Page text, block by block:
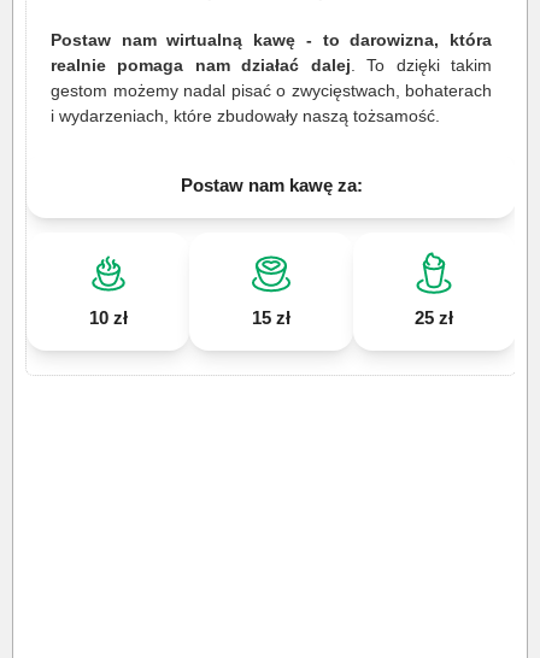
Postaw nam wirtualną kawę - to darowizna, która
realnie pomaga nam działać dalej . To dzięki takim
gestom możemy nadal pisać o zwycięstwach, bohaterach
i wydarzeniach, które zbudowały naszą tożsamość.
Postaw nam kawę za:
10 zł 15 zł 25 zł